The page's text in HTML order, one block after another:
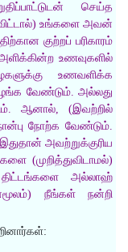
செய்த
உங்களை அவன்
குற்றப் பரிகாரம்
உணவுகளில்
உணவளிக்க
வேண்டும். அல்லது
ஆனால், (இவற்றில்
நோற்க வேண்டும்.
அவற்றுக்குரிய
(முறித்துவிடாமல்)
அல்லாஹ்
நீங்கள் நன்றி